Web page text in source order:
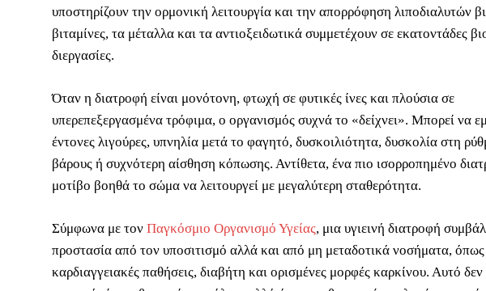
υποστηρίζουν την ορμονική λειτουργία και την απορρόφηση λιποδιαλυτών
βιταμίνες, τα μέταλλα και τα αντιοξειδωτικά συμμετέχουν σε εκατοντάδες
διεργασίες.
Όταν η διατροφή είναι μονότονη, φτωχή σε φυτικές ίνες και πλούσια σε
υπερεπεξεργασμένα τρόφιμα, ο οργανισμός συχνά το «δείχνει». Μπορεί να
έντονες λιγούρες, υπνηλία μετά το φαγητό, δυσκοιλιότητα, δυσκολία στη
βάρους ή συχνότερη αίσθηση κόπωσης. Αντίθετα, ένα πιο ισορροπημένο
μοτίβο βοηθά το σώμα να λειτουργεί με μεγαλύτερη σταθερότητα.
Σύμφωνα με τον Παγκόσμιο Οργανισμό Υγείας, μια υγιεινή διατροφή
προστασία από τον υποσιτισμό αλλά και από μη μεταδοτικά νοσήματα, όπως
καρδιαγγειακές παθήσεις, διαβήτη και ορισμένες μορφές καρκίνου. Αυτό δεν